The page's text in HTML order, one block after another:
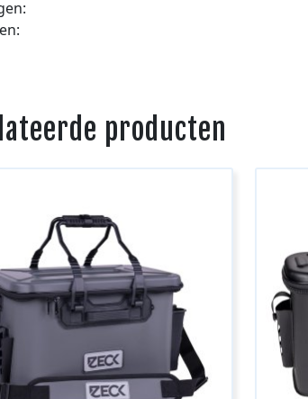
producten